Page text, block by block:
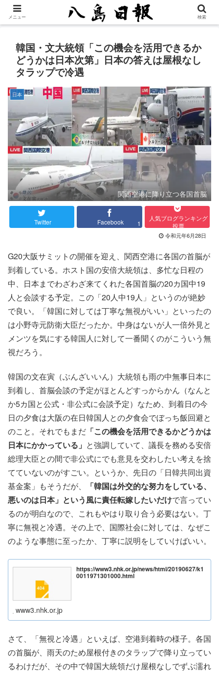
韓国・文大統領「この機会を活用できるか
どうかは日本次第」日本の答えは屋根なし
タラップで冷遇
日本
関西空港に降り立つ各国首脳
Twitter Facebook 1
人気ブログランキング
投票
令和元年6月28日
G20大阪サミットの開催を迎え、関西空港に各国の首脳が
到着している。ホスト国の安倍大統領は、多忙な日程の
中、日本までわざわざ来てくれた各国首脳の20カ国中19
人と会談する予定。この「20人中19人」というのが絶妙
で良い。「韓国に対しては丁寧な無視がいい」といったの
は小野寺元防衛大臣だったか。中身はないが人一倍外見と
メンツを気にする韓国人に対して一番聞くのがこういう無
視だろう。
韓国の文在寅（ぶんざいいん）大統領も雨の中無事日本に
到着し、首脳会談の予定がほとんどすっからかん（なんと
か5カ国と公式・非公式に会談予定）なため、到着日の今
日の夕食は大阪の在日韓国人との夕食会でぼっち飯回避と
のこと。それでもまだ 「この機会を活用できるかどうかは
日本にかかっている」 と強調していて、議長を務める安倍
総理大臣との間で非公式にでも意見を交わしたい考えを捨
てていないのがすごい。というか、先日の「日韓共同出資
基金案」もそうだが、
「韓国は外交的な努力をしている、
悪いのは日本」という風に責任転嫁したいだけで言ってい
るのが明白なので、これもやはり取り合う必要はない。丁
寧に無視と冷遇。その上で、国際社会に対しては、なぜこ
のような事態に至ったか、丁寧に説明をしていけばいい。
https://www3.nhk.or.jp/news/html/20190627/k1
0011971301000.html
www3.nhk.or.jp
さて、「無視と冷遇」といえば、空港到着時の様子。各国
の首脳が、雨天のため屋根付きのタラップで降り立ってい
るわけだが、その中で韓国大統領だけ屋根なしでずぶ濡れ
メニュー 検索